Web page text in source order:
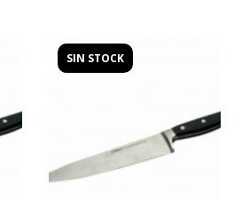
SIN STOCK